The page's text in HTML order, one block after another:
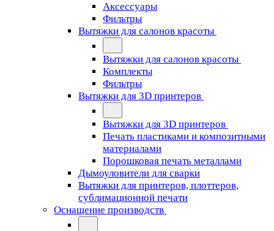
Аксессуары
Фильтры
Вытяжки для салонов красоты
Вытяжки для салонов красоты
Комплекты
Фильтры
Вытяжки для 3D принтеров
Вытяжки для 3D принтеров
Печать пластиками и композитными
материалами
Порошковая печать металлами
Дымоуловители для сварки
Вытяжки для принтеров, плоттеров,
сублимационной печати
Оснащение производств